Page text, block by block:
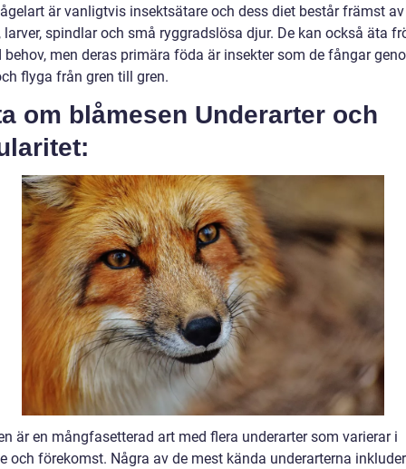
är vanligtvis insektsätare och dess diet består främst av
larver, spindlar och små ryggradslösa djur. De kan också äta
men deras primära föda är insekter som de fångar
flyga från gren till gren.
om blåmesen Underarter och
är en mångfasetterad art med flera underarter som varierar i
och förekomst. Några av de mest kända underarterna